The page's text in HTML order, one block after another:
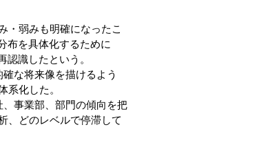
・弱みも明確になったこ
布を具体化するために
識したという。
な将来像を描けるよう
系化した。
事業部、部門の傾向を把
、どのレベルで停滞して